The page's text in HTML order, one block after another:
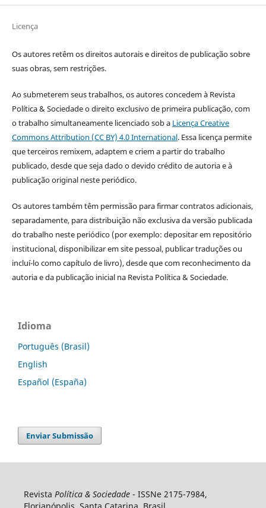
Licença
Os autores retêm os direitos autorais e direitos de publicação sobre
suas obras, sem restrições.
Ao submeterem seus trabalhos, os autores concedem à Revista
Política & Sociedade o direito exclusivo de primeira publicação, com
o trabalho simultaneamente licenciado sob a Licença Creative
Commons Attribution (CC BY) 4.0 International. Essa licença permite
que terceiros remixem, adaptem e criem a partir do trabalho
publicado, desde que seja dado o devido crédito de autoria e à
publicação original neste periódico.
Os autores também têm permissão para firmar contratos adicionais,
separadamente, para distribuição não exclusiva da versão publicada
do trabalho neste periódico (por exemplo: depositar em repositório
institucional, disponibilizar em site pessoal, publicar traduções ou
incluí-lo como capítulo de livro), desde que com reconhecimento da
autoria e da publicação inicial na Revista Política & Sociedade.
Idioma
Português (Brasil)
English
Español (España)
Enviar Submissão
Revista Política & Sociedade- ISSNe 2175-7984,